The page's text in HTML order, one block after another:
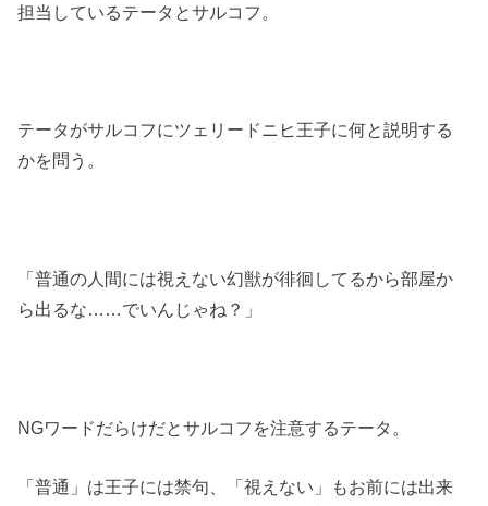
担当しているテータとサルコフ。
テータがサルコフにツェリードニヒ王子に何と説明する
かを問う。
「普通の人間には視えない幻獣が徘徊してるから部屋か
ら出るな……でいんじゃね？」
NGワードだらけだとサルコフを注意するテータ。
「普通」は王子には禁句、「視えない」もお前には出来